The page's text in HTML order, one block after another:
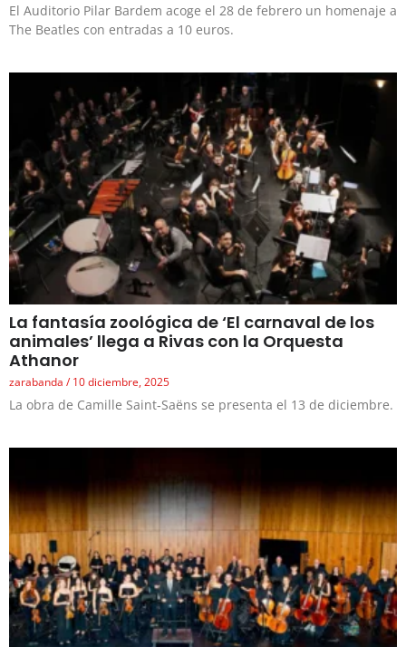
El Auditorio Pilar Bardem acoge el 28 de febrero un homenaje a
The Beatles con entradas a 10 euros.
La fantasía zoológica de ‘El carnaval de los
animales’ llega a Rivas con la Orquesta
Athanor
zarabanda 10 diciembre, 2025
La obra de Camille Saint‑Saëns se presenta el 13 de diciembre.